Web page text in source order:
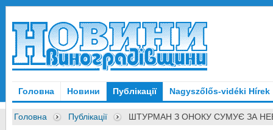
Головна Новини Публікації Nagyszőlős-vidéki Hírek
Головна Публікації ШТУРМАН З ОНОКУ СУМУЄ ЗА